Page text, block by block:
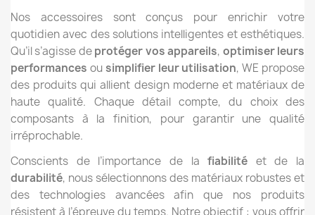
Nos accessoires sont conçus pour enrichir votre
quotidien avec des solutions intelligentes et esthétiques.
Qu’il s’agisse deprotéger vos appareils, optimiser leurs
performances ousimplifier leur utilisation, WE propose
des produits qui allient design moderne et matériaux de
haute qualité. Chaque détail compte, du choix des
composants à la finition, pour garantir une qualité
irréprochable.
Conscients de l’importance de lafiabilité et de la
durabilité, nous sélectionnons des matériaux robustes et
des technologies avancées afin que nos produits
résistent à l’épreuve du temps. Notre objectif : vous offrir